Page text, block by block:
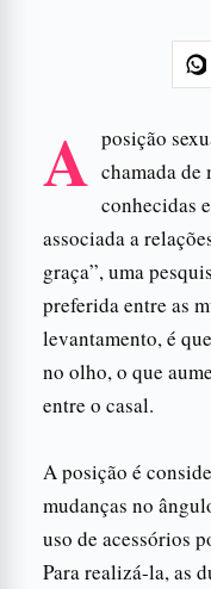
A posição
chamada de
conhecidas
associada a
graça”, uma
preferida entre as
levantamento, é
no olho, o que
entre o casal.
A posição é
mudanças no
uso de acessórios
Para realizá-la, as